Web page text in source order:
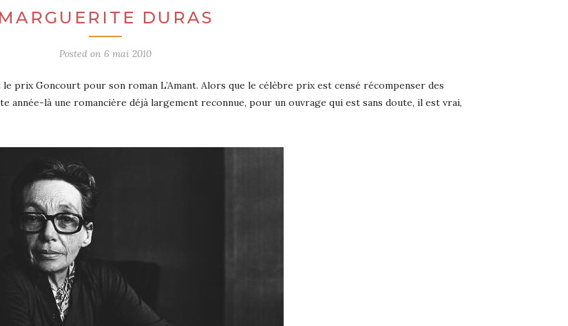
MARGUERITE DURAS
Posted on 6 mai 2010
prix Goncourt pour son roman L’Amant. Alors que le célèbre prix est censé récompenser des
année-là une romancière déjà largement reconnue, pour un ouvrage qui est sans doute, il est vrai,